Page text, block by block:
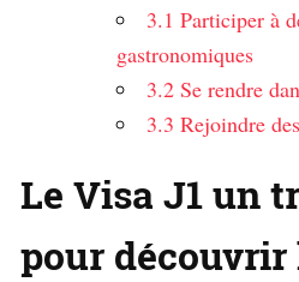
3.1 Participer à
gastronomiques
3.2 Se rendre
3.3 Rejoindre
Le Visa J1 un
pour découvrir